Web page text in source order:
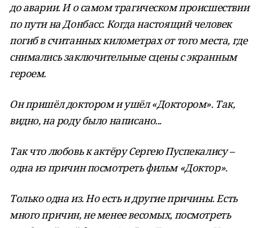
до аварии. И о самом трагическом происшествии
по пути на Донбасс. Когда настоящий человек
погиб в считанных километрах от того места, где
снимались заключительные сцены с экранным
героем.
Он пришёл доктором и ушёл «Доктором». Так,
видно, на роду было написано...
Так что любовь к актёру Сергею Пуспекалису –
одна из причин посмотреть фильм «Доктор».
Только одна из. Но есть и другие причины. Есть
много причин, не менее весомых, посмотреть